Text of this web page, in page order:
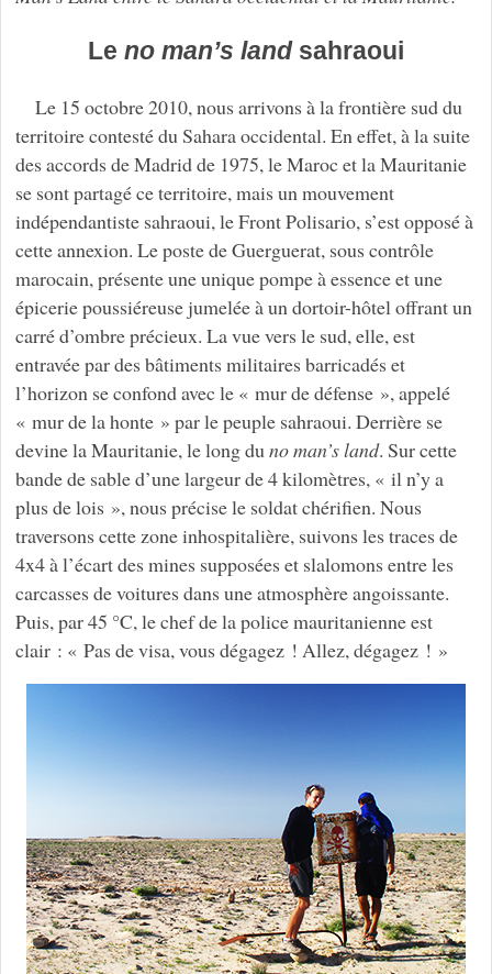
Le no man’s landsahraoui
Le 15 octobre 2010, nous arrivons à la frontière sud du
territoire contesté du Sahara occidental. En effet, à la suite
des accords de Madrid de 1975, le Maroc et la Mauritanie
se sont partagé ce territoire, mais un mouvement
indépendantiste sahraoui, le Front Polisario, s’est opposé à
cette annexion. Le poste de Guerguerat, sous contrôle
marocain, présente une unique pompe à essence et une
épicerie poussiéreuse jumelée à un dortoir-hôtel offrant un
carré d’ombre précieux. La vue vers le sud, elle, est
entravée par des bâtiments militaires barricadés et
l’horizon se confond avec le « mur de défense », appelé
« mur de la honte » par le peuple sahraoui. Derrière se
devine la Mauritanie, le long duno man’s land. Sur cette
bande de sable d’une largeur de 4 kilomètres, « il n’y a
plus de lois », nous précise le soldat chérifien. Nous
traversons cette zone inhospitalière, suivons les traces de
4x4 à l’écart des mines supposées et slalomons entre les
carcasses de voitures dans une atmosphère angoissante.
Puis, par 45 °C, le chef de la police mauritanienne est
clair : « Pas de visa, vous dégagez ! Allez, dégagez ! »